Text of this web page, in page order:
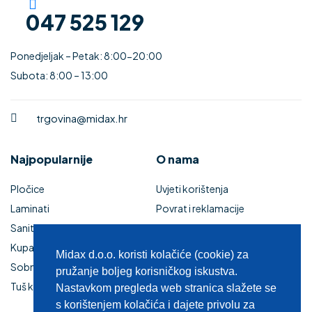
047 525 129
Ponedjeljak – Petak: 8:00-20:00
Subota: 8:00 – 13:00
trgovina@midax.hr
Najpopularnije
Pločice
Laminati
Sanitarije
Kupaonski namještaj
Sobna vrata
Tuš kabine i kade
O nama
Uvjeti korištenja
Povrat i reklamacije
Izjava o sigurnosti online
plaćanja
Kupaonski namještaj
Zaštita privatnosti
Midax d.o.o. koristi kolačiće (cookie) za
pružanje boljeg korisničkog iskustva.
Nastavkom pregleda web stranica slažete se
s korištenjem kolačića i dajete privolu za